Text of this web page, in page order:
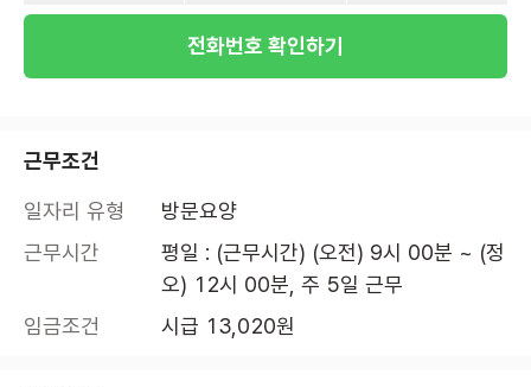
전화번호 확인하기
근무조건
일자리 유형
방문요양
근무시간
평일 : (근무시간) (오전) 9시 00분 ~ (정
오) 12시 00분, 주 5일 근무
임금조건
시급 13,020원